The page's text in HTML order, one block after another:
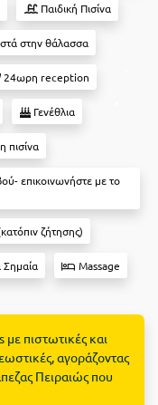
Παιδική Πισίνα
στην θάλασσα
24ωρη reception
Γενέθλια
πισίνα
επικοινωνήστε με το
ζήτησης)
Σημαία Massage
πιστωτικές και
αγοράζοντας
Πειραιώς που